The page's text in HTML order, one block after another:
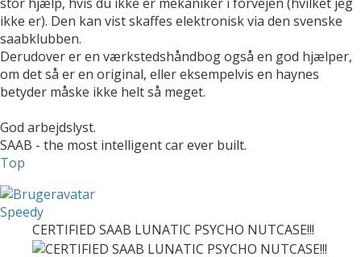
ikke er). Den kan vist skaffes elektronisk via den svenske
saabklubben.
Derudover er en værkstedshåndbog også en god hjælper,
om det så er en original, eller eksempelvis en haynes
betyder måske ikke helt så meget.
God arbejdslyst.
SAAB - the most intelligent car ever built.
Top
Speedy
CERTIFIED SAAB LUNATIC PSYCHO NUTCASE!!!